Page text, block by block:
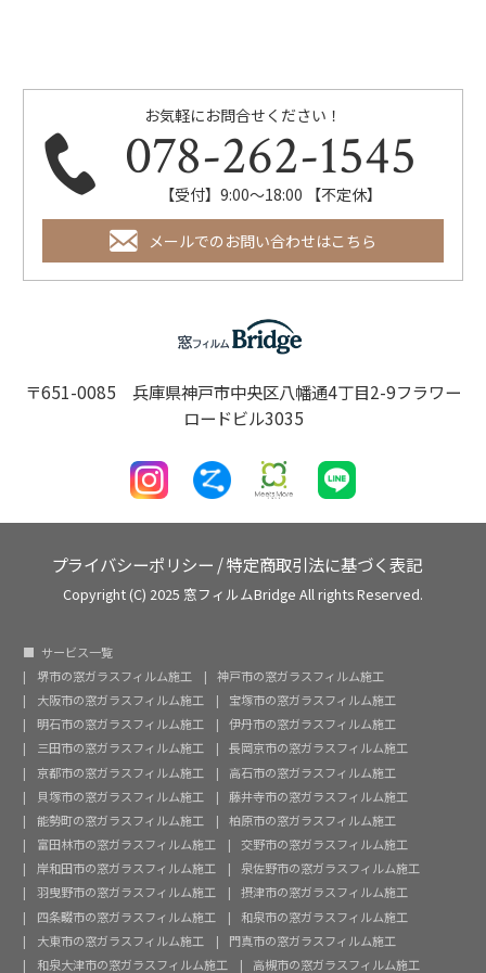
お気軽にお問合せください！
078-262-1545
【受付】9:00～18:00 【不定休】
メールでのお問い合わせはこちら
〒651-0085 兵庫県神戸市中央区八幡通4丁目2-9フラワー
ロードビル3035
プライバシーポリシー /特定商取引法に基づく表記
Copyright (C) 2025 窓フィルムBridge All rights Reserved.
サービス一覧
堺市の窓ガラスフィルム施工
神戸市の窓ガラスフィルム施工
大阪市の窓ガラスフィルム施工
宝塚市の窓ガラスフィルム施工
明石市の窓ガラスフィルム施工
伊丹市の窓ガラスフィルム施工
三田市の窓ガラスフィルム施工
長岡京市の窓ガラスフィルム施工
京都市の窓ガラスフィルム施工
高石市の窓ガラスフィルム施工
貝塚市の窓ガラスフィルム施工
藤井寺市の窓ガラスフィルム施工
能勢町の窓ガラスフィルム施工
柏原市の窓ガラスフィルム施工
富田林市の窓ガラスフィルム施工
交野市の窓ガラスフィルム施工
岸和田市の窓ガラスフィルム施工
泉佐野市の窓ガラスフィルム施工
羽曳野市の窓ガラスフィルム施工
摂津市の窓ガラスフィルム施工
四条畷市の窓ガラスフィルム施工
和泉市の窓ガラスフィルム施工
大東市の窓ガラスフィルム施工
門真市の窓ガラスフィルム施工
和泉大津市の窓ガラスフィルム施工
高槻市の窓ガラスフィルム施工